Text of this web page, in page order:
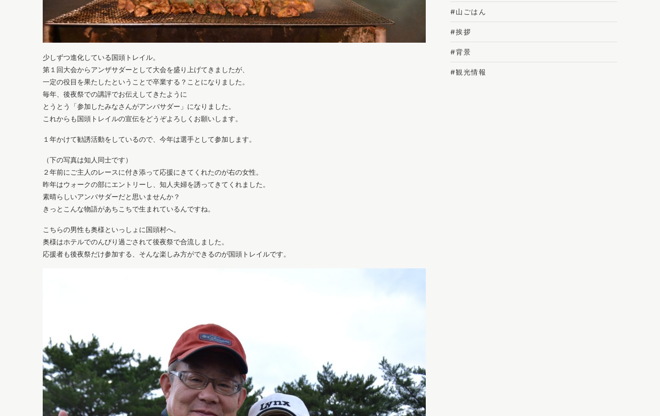
少しずつ進化している国頭トレイル。
第１回大会からアンザサダーとして大会を盛り上げてきましたが、
一定の役目を果たしたということで卒業する？ことになりました。
毎年、後夜祭での講評でお伝えしてきたように
とうとう「参加したみなさんがアンバサダー」になりました。
これからも国頭トレイルの宣伝をどうぞよろしくお願いします。
１年かけて勧誘活動をしているので、今年は選手として参加します。
（下の写真は知人同士です）
２年前にご主人のレースに付き添って応援にきてくれたのが右の女性。
昨年はウォークの部にエントリーし、知人夫婦を誘ってきてくれました。
素晴らしいアンバサダーだと思いませんか？
きっとこんな物語があちこちで生まれているんですね。
こちらの男性も奥様といっしょに国頭村へ。
奥様はホテルでのんびり過ごされて後夜祭で合流しました。
応援者も後夜祭だけ参加する、そんな楽しみ方ができるのが国頭トレイルです。
#山ごはん
#挨拶
#背景
#観光情報